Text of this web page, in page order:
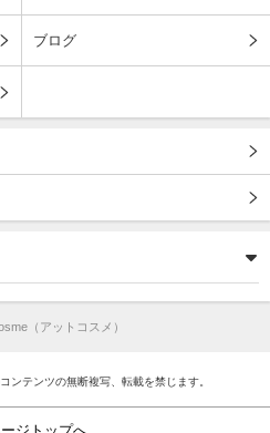
ブログ
（アットコスメ）
ンテンツの無断複写、転載を禁じます。